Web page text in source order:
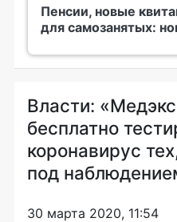
Пенсии, новые
для самозанятых:
Власти:
бесплатно
коронавирус
под
30 марта 2020, 11:54